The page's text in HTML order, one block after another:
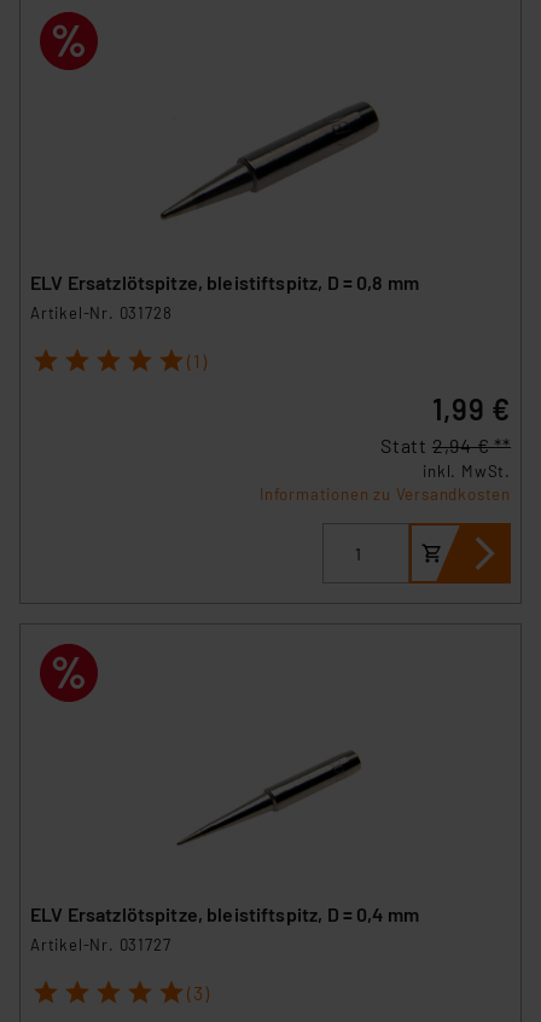
ELV Ersatzlötspitze, bleistiftspitz, D = 0,8 mm
Artikel-Nr. 031728
1 2 3 4 5 (1)
1,99 €
Statt 2,94 € **
inkl. MwSt.
Informationen zu Versandkosten
ELV Ersatzlötspitze, bleistiftspitz, D = 0,4 mm
Artikel-Nr. 031727
1 2 3 4 5 (3)